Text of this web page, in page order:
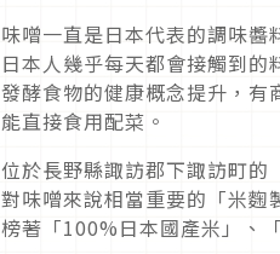
味噌一直是日本代表的調味
日本人幾乎每天都會接觸到
發酵食物的健康概念提升，有
能直接食用配菜。
位於長野縣諏訪郡下諏訪町
對味噌來說相當重要的「米麴
榜著「100%日本國產米」、